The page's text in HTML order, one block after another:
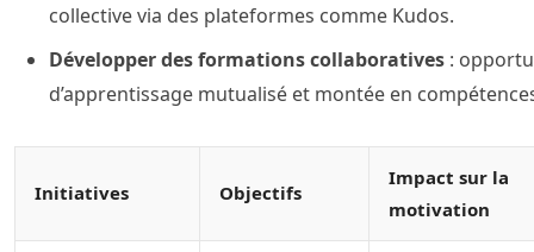
collective via des plateformes comme Kudos.
Développer des formations collaboratives:
d’apprentissage mutualisé et montée en
Initiatives Objectifs
Impact sur la
motivation